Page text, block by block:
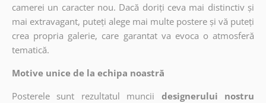
camerei un caracter nou. Dacă doriți ceva mai distinctiv și
mai extravagant, puteți alege mai multe postere și vă puteți
crea propria galerie, care garantat va evoca o atmosferă
tematică.
Motive unice de la echipa noastră
Posterele sunt rezultatul muncii
designerului nostru